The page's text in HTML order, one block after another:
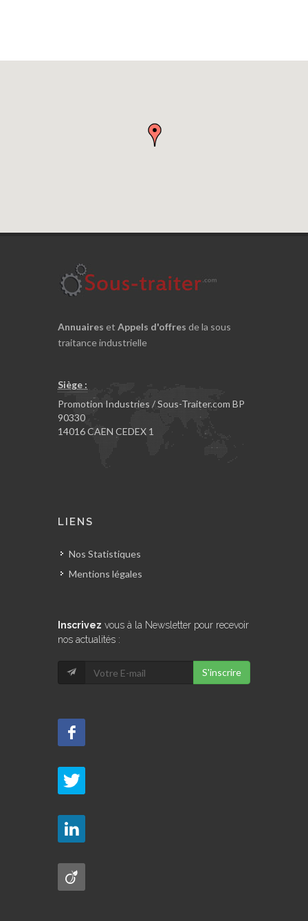
Annuaires et Appels d'offres de la sous
traitance industrielle
Siège :
Promotion Industries / Sous-Traiter.com BP
90330
14016 CAEN CEDEX 1
LIENS
Nos Statistiques
Mentions légales
Inscrivez vous à la Newsletter pour recevoir
nos actualités :
S'inscrire